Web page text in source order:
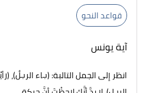
قواعد النحو
آية يونس
انظر إلى الجمل التالية: (جاء